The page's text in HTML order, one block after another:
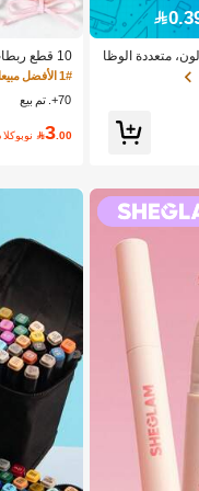
لوحة كريم خافي العيوب & أحمر الخدود 12 لون، متعددة الوظا
10 قطع
س مخملي
رات شعر غير
1# الأفضل مبيعا
70+. تم بيع
3 .00 بعد